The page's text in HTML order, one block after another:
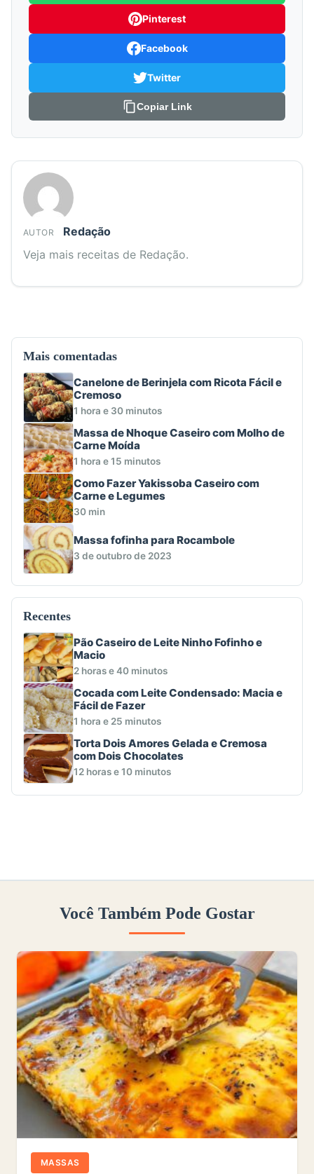
Mais comentadas
Canelone de Berinjela com Ricota Fácil e
Cremoso
1 hora e 30 minutos
Massa de Nhoque Caseiro com Molho de
Carne Moída
1 hora e 15 minutos
Como Fazer Yakissoba Caseiro com
Carne e Legumes
30 min
Massa fofinha para Rocambole
3 de outubro de 2023
Recentes
Pão Caseiro de Leite Ninho Fofinho e
Macio
2 horas e 40 minutos
Cocada com Leite Condensado: Macia e
Fácil de Fazer
1 hora e 25 minutos
Torta Dois Amores Gelada e Cremosa
com Dois Chocolates
12 horas e 10 minutos
Pinterest
Facebook
Twitter
Copiar Link
AUTOR
Redação
Veja mais receitas de Redação.
Você Também Pode Gostar
MASSAS